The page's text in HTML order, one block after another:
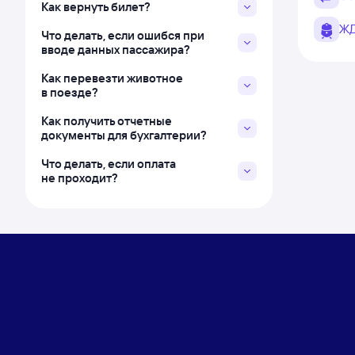
Как вернуть билет?
Что делать, если ошибся при
вводе данных пассажира?
Как перевезти животное
в поезде?
Как получить отчетные
документы для бухгалтерии?
Что делать, если оплата
не проходит?